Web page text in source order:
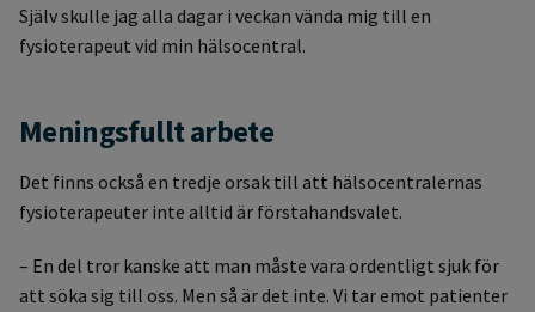
Själv skulle jag alla dagar i veckan vända mig till en
fysioterapeut vid min hälsocentral.
Meningsfullt arbete
Det finns också en tredje orsak till att hälsocentralernas
fysioterapeuter inte alltid är förstahandsvalet.
– En del tror kanske att man måste vara ordentligt sjuk för
att söka sig till oss. Men så är det inte. Vi tar emot patienter